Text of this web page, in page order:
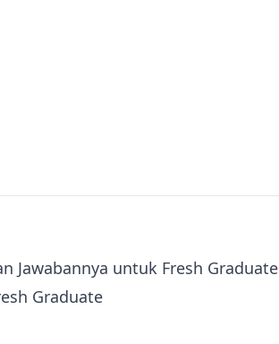
Jawabannya untuk Fresh Graduate
Graduate